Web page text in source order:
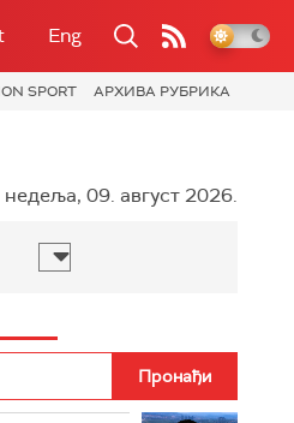
Eng
SPORT АРХИВА РУБРИКА
недеља, 09. август 2026.